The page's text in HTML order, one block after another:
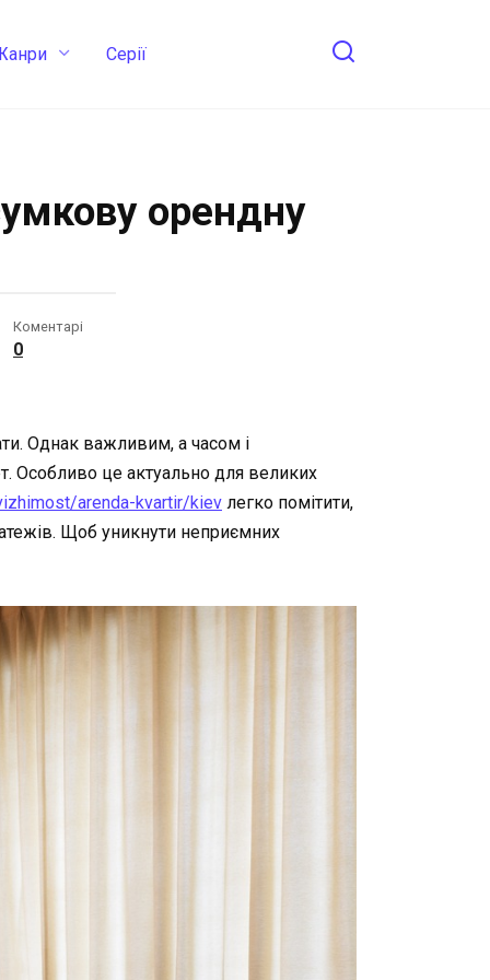
Cерії
орендну
Коментарі
0
Однак важливим, а часом і
Особливо це актуально для великих
arenda-kvartir/kiev легко помітити,
Щоб уникнути неприємних